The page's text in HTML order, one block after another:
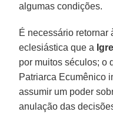
algumas condições.
É necessário retornar
eclesiástica que a
por muitos séculos; o
Patriarca Ecumênico
assumir um poder
anulação das